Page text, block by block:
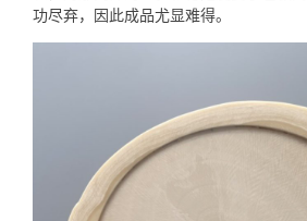
功尽弃，因此成品尤显难得。